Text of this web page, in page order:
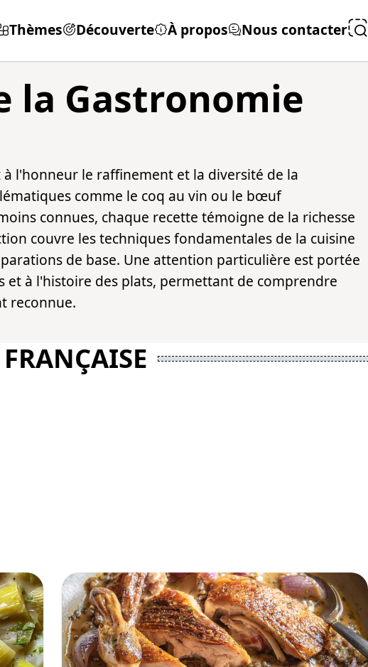
Thèmes Découverte À propos Nous contacter
la Gastronomie
l'honneur le raffinement et la diversité de la
comme le coq au vin ou le bœuf
connues, chaque recette témoigne de la richesse
couvre les techniques fondamentales de la cuisine
de base. Une attention particulière est portée
et à l'histoire des plats, permettant de comprendre
reconnue.